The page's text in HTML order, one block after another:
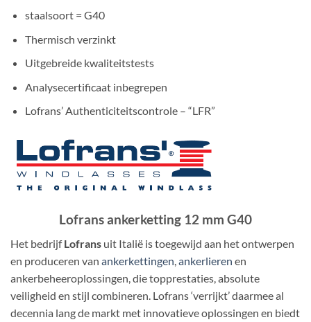
staalsoort = G40
Thermisch verzinkt
Uitgebreide kwaliteitstests
Analysecertificaat inbegrepen
Lofrans’ Authenticiteitscontrole – “LFR”
Lofrans ankerketting 12 mm G40
Het bedrijfLofrans uit Italië is toegewijd aan het ontwerpen
en produceren van ankerkettingen,ankerlieren en
ankerbeheeroplossingen, die topprestaties, absolute
veiligheid en stijl combineren. Lofrans ‘verrijkt’ daarmee al
decennia lang de markt met innovatieve oplossingen en biedt